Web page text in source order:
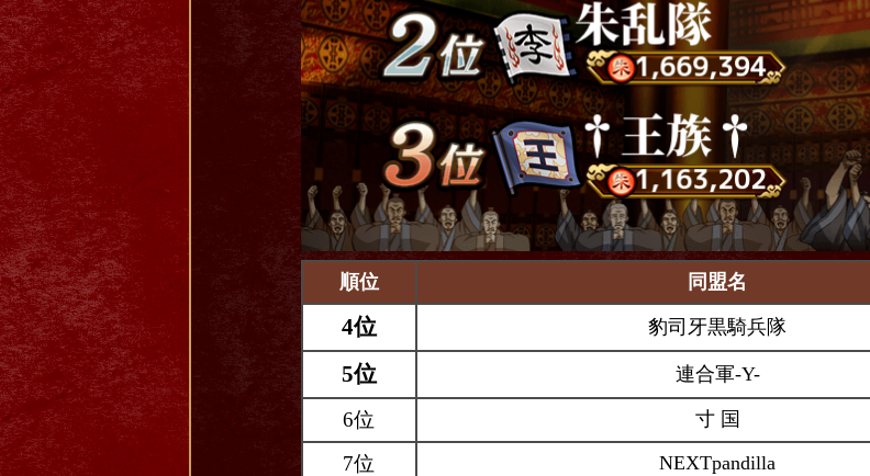
順位 同盟名
4位 豹司牙黒騎兵隊
5位 連合軍-Y-
6位 寸 国
7位 NEXTpandilla